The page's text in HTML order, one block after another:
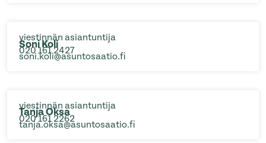
viestinnän asiantuntija
Soni Koli
020 161 2427
soni.koli@asuntosaatio.fi
viestinnän asiantuntija
Tanja Oksa
020 161 2262
tanja.oksa@asuntosaatio.fi